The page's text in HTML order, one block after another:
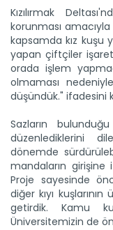
Kızılırmak
korunması amacıyla
kapsamda kız kuşu
yapan çiftçiler
orada işlem
olmaması
düşündük." ifadesini
Sazların
düzenlediklerini
dönemde
mandaların girişine
Proje sayesinde
diğer kıyı
getirdik. Kamu
Üniversitemizin de
Samsun’da
Tarımsal üretimin
sineği ile...
Devamını Oku ->